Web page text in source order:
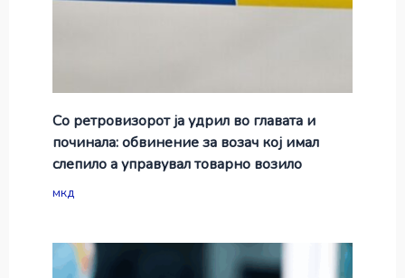
Со ретровизорот ја удрил во главата и
починала: обвинение за возач кој имал
слепило а управувал товарно возило
мкд